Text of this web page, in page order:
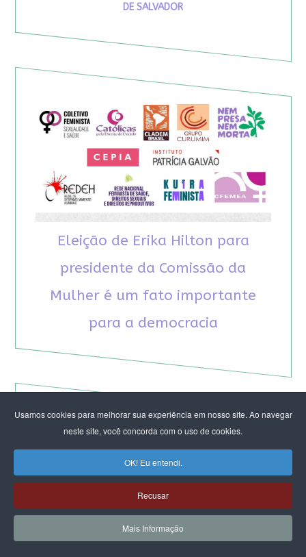
Usamos cookies para melhorar sua experiência em nosso site. Ao navegar
neste site, você concorda com o uso de cookies.
OK! Eu entendi.
Recusar
Mais Informação
DE SALVADOR
Eleição de Erika Hilton para
presidente da Comissão da
Mulher é um fato importante
para a democracia
RECOMENDAMOS A LEITURA
August Nimtz prova que marxismo e
antirracismo são indissociáveis na luta
Rap transfeminista radical argentino na FLIPEI
Quem tem medo dos corpos trans?